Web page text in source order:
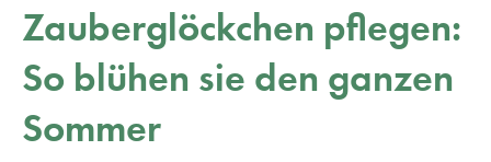
Zauberglöckchen pflegen:
So blühen sie den ganzen
Sommer